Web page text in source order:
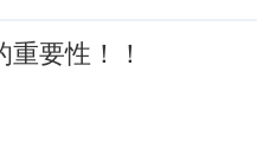
要性！！